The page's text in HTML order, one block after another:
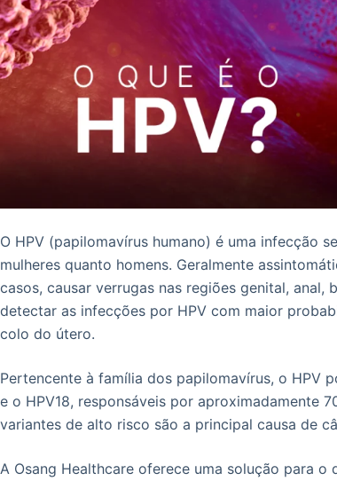
O HPV (papilomavírus humano) é uma infecção
mulheres quanto homens. Geralmente
casos, causar verrugas nas regiões genital, anal,
detectar as infecções por HPV com maior
colo do útero.
Pertencente à família dos papilomavírus, o HPV
e o HPV18, responsáveis por aproximadamente
variantes de alto risco são a principal causa de
A Osang Healthcare oferece uma solução para